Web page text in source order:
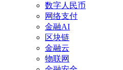
数字人民币
网络支付
金融AI
区块链
金融云
物联网